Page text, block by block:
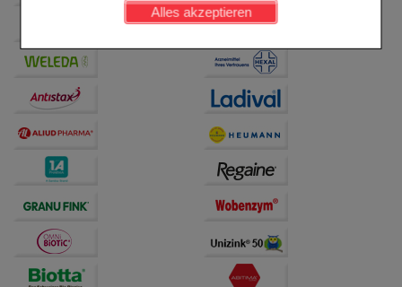
Einkaufserlebnis noch ansprechender zu gestalten,
beispielsweise für die Wiedererkennung des
Verhaltensweisen (z.B. Spracheinstellung)
anzupassen. Komfort-Cookies ermöglichen es uns
auch auf Ihre Bedürfnisse zugeschrittene Inhalte
anzuzeigen und unser Partnerprogramm zu
betreiben.
Informationen über die Art und Weise der Nutzung
unserer Website sammeln, mit deren Hilfe wir unsere
Website weiter für Sie optimieren können, den Inhalt
auf unserer Website aber auch die Werbung auf
Drittseiten möglichst relevant für Sie zu gestalten.
Alles akzeptieren